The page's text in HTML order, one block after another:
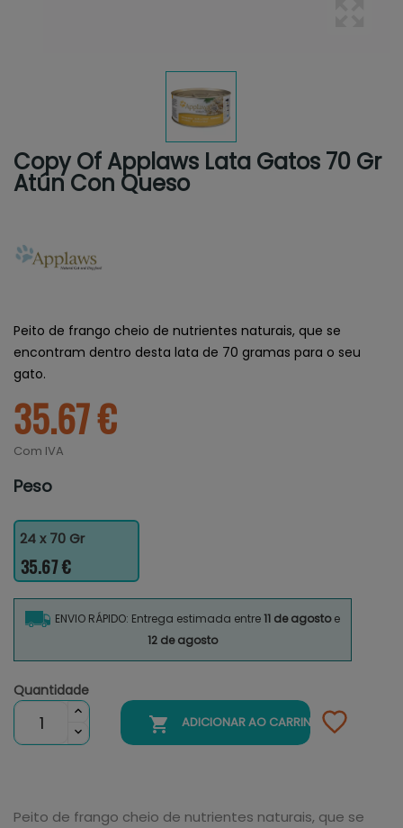
Copy Of Applaws Lata Gatos 70 Gr
Atún Con Queso
Peito de frango cheio de nutrientes naturais, que se
encontram dentro desta lata de 70 gramas para o seu
gato.
35.67 €
Com IVA
Peso
24 x 70 Gr
35.67 €
ENVIO RÁPIDO: Entrega estimada entre11 de agostoe
12 de agosto
Quantidade
 ADICIONAR AO CARRINHO
Peito de frango cheio de nutrientes naturais, que se